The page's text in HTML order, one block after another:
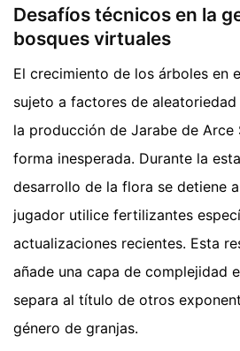
Desafíos técnicos en la
bosques virtuales
El crecimiento de los árboles en
sujeto a factores de
la producción de Jarabe de Arce
forma inesperada. Durante la
desarrollo de la flora se detiene
jugador utilice fertilizantes
actualizaciones recientes. Esta
añade una capa de complejidad
separa al título de otros
género de granjas.